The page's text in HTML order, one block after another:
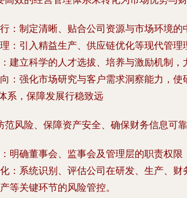
：制定清晰、贴合公司资源与市场环境
：引入精益生产、供应链优化等现代管
：建立科学的人才选拔、培养与激励机制
：强化市场研究与客户需求洞察能力，
系，保障发展行稳致远
范风险、保障资产安全、确保财务信息可
：明确董事会、监事会及管理层的职责权
：系统识别、评估公司在研发、生产、
等关键环节的风险管控。